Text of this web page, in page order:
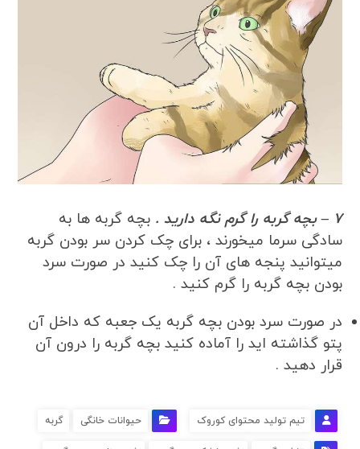
7 – بچه گربه را گرم نگه دارید .
بچه گربه ها به
سادگی سرما میخورند ، برای چک کردن سر بودن گربه
میتوانید پنجه های آن را چک کنید در صورت سرد
بودن بچه گربه را گرم کنید .
در صورت سرد بودن بچه گربه یک جعبه که داخل آن
پتو گذاشته اید را آماده کنید بچه گربه را درون آن
قرار دهید .
تیم تولید محتوای کوروک حیوانات خانگی گربه